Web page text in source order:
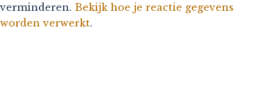
verminderen. Bekijk hoe je reactie gegevens
worden verwerkt.